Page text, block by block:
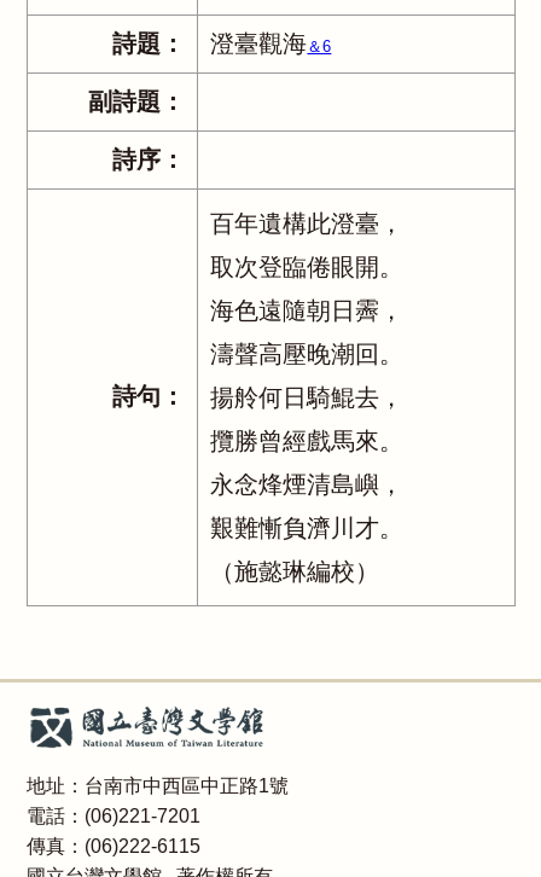
詩題： 澄臺觀海＆6
副詩題：
詩序：
詩句：
百年遺構此澄臺，
取次登臨倦眼開。
海色遠隨朝日霽，
濤聲高壓晚潮回。
揚舲何日騎鯤去，
攬勝曾經戲馬來。
永念烽煙清島嶼，
艱難慚負濟川才。
（施懿琳編校）
地址：台南市中西區中正路1號
電話：(06)221-7201
傳真：(06)222-6115